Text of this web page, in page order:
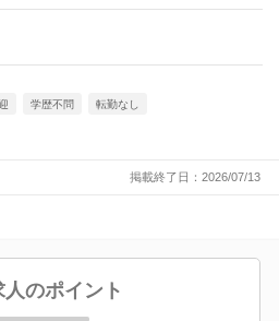
学歴不問 転勤なし
掲載終了日：2026/07/13
人のポイント